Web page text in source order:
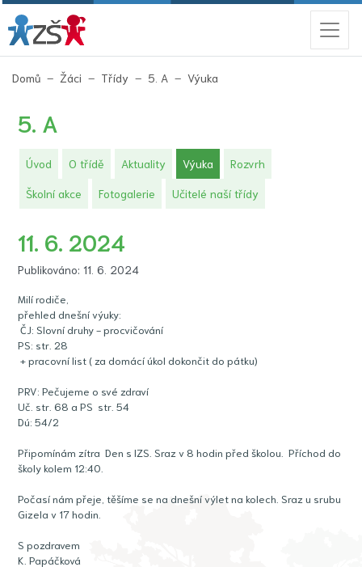
Domů Žáci Třídy 5. A Výuka
5. A
Úvod O třídě Aktuality Výuka(aktuální)
Rozvrh
Školní akce Fotogalerie Učitelé naší třídy
11. 6. 2024
Publikováno: 11. 6. 2024
Milí rodiče,
přehled dnešní výuky:
ČJ: Slovní druhy - procvičování
PS: str. 28
+ pracovní list ( za domácí úkol dokončit do pátku)
PRV: Pečujeme o své zdraví
Uč. str. 68 a PS str. 54
Dú: 54/2
Připomínám zítra Den s IZS. Sraz v 8 hodin před školou. Příchod do
školy kolem 12:40.
Počasí nám přeje, těšíme se na dnešní výlet na kolech. Sraz u srubu
Gizela v 17 hodin.
S pozdravem
K. Papáčková